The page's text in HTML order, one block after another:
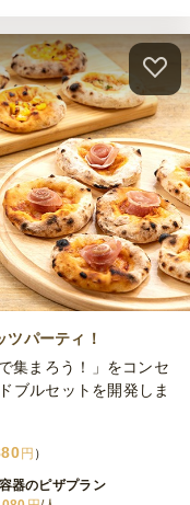
いなり・夢いなり満足プ
円/人
き・豪華夢いなり堪能プラ
円/人
ングプラン・梅
ツパーティ！
集まろう！」をコンセ
ブルセットを開発しま
円
器のピザプラン